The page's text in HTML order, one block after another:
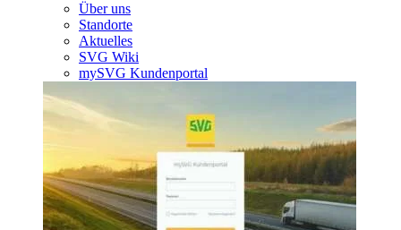
Über uns
Standorte
Aktuelles
SVG Wiki
mySVG Kundenportal